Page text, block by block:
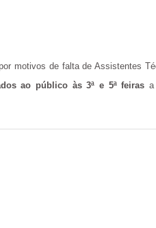
motivos de falta de Assistentes
ao público às 3ª e 5ª feiras a